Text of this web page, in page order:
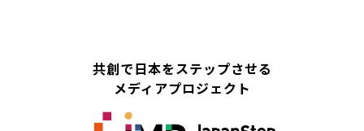
共創で日本をステップさせる
メディアプロジェクト